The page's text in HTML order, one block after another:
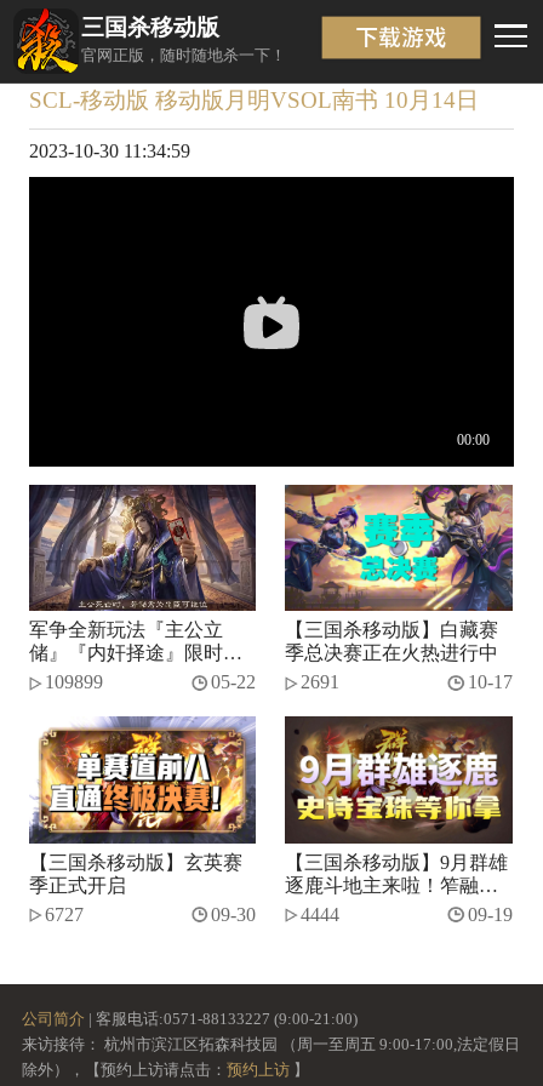
三国杀移动版
官网正版，随时随地杀一下！
返回
SCL-移动版 移动版月明VSOL南书 10月14日
2023-10-30 11:34:59
军争全新玩法『主公立
储』『内奸择途』限时开
启！109899 05-22
【三国杀移动版】白藏赛
季总决赛正在火热进行中
2691
10-17
【三国杀移动版】玄英赛
季正式开启
6727
09-30
【三国杀移动版】9月群雄
逐鹿斗地主来啦！笮融、
势张燕加入将池~
4444 09-19
公司简介 | 客服电话:0571-88133227 (9:00-21:00)
来访接待： 杭州市滨江区拓森科技园 （周一至周五 9:00-17:00,法定假日
除外），【预约上访请点击： 预约上访】